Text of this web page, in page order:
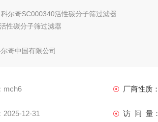
科尔奇SC000340活性碳分子筛过滤器
性碳分子筛过滤器
奇中国有限公司
空压机专用活性碳分子筛过滤器
mch6 厂商性质：
2025-12-31 访 问 量：